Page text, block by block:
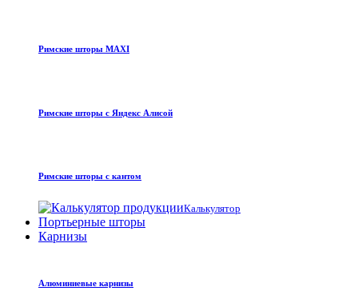
Римские шторы MAXI
Римские шторы с Яндекс Алисой
Римские шторы с кантом
Калькулятор
Портьерные шторы
Карнизы
Алюминиевые карнизы